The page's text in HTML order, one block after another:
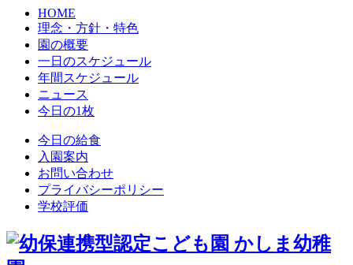
HOME
理念・方針・特色
園の概要
一日のスケジュール
年間スケジュール
ニュース
今日の1枚
今日の給食
入園案内
お問い合わせ
プライバシーポリシー
学校評価